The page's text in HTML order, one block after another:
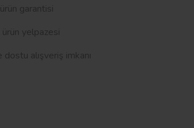
garantisi
yelpazesi
alışveriş imkanı